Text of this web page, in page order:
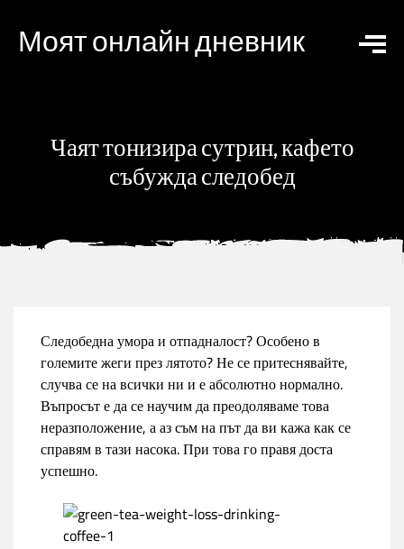
Моят онлайн дневник
Чаят тонизира сутрин, кафето
събужда следобед
Следобедна умора и отпадналост? Особено в
големите жеги през лятото? Не се притеснявайте,
случва се на всички ни и е абсолютно нормално.
Въпросът е да се научим да преодоляваме това
неразположение, а аз съм на път да ви кажа как се
справям в тази насока. При това го правя доста
успешно.